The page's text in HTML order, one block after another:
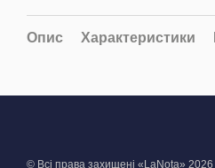
Опис Характеристики
© Всі права захищені «LaNota» 2026